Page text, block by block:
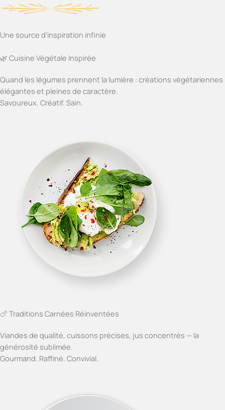
Une source d’inspiration infinie
🌿 Cuisine Végétale Inspirée
Quand les légumes prennent la lumière : créations végétariennes
élégantes et pleines de caractère.
Savoureux. Créatif. Sain.
🍗 Traditions Carnées Réinventées
Viandes de qualité, cuissons précises, jus concentrés — la
générosité sublimée.
Gourmand. Raffiné. Convivial.